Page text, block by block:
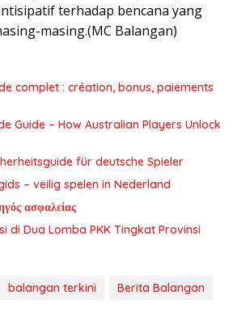
terhadap bencana yang
masing.(MC Balangan)
complet : création, bonus, paiements
Guide – How Australian Players Unlock
für deutsche Spieler
– veilig spelen in Nederland
ασφαλείας
di Dua Lomba PKK Tingkat Provinsi
balangan terkini
Berita Balangan